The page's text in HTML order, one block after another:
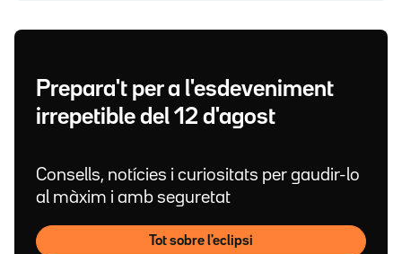
Prepara't per a l'esdeveniment
irrepetible del 12 d'agost
Consells, notícies i curiositats per gaudir-lo
al màxim i amb seguretat
Tot sobre l'eclipsi